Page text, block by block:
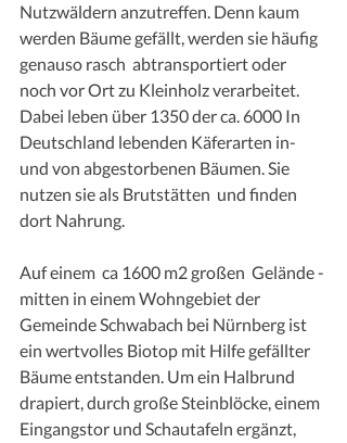
Nutzwäldern anzutreffen. Denn kaum
werden Bäume gefällt, werden sie häufig
genauso rasch  abtransportiert oder
noch vor Ort zu Kleinholz verarbeitet.
Dabei leben über 1350 der ca. 6000 In
Deutschland lebenden Käferarten in-
und von abgestorbenen Bäumen. Sie
nutzen sie als Brutstätten  und finden
dort Nahrung.
Auf einem  ca 1600 m2 großen  Gelände -
mitten in einem Wohngebiet der
Gemeinde Schwabach bei Nürnberg ist
ein wertvolles Biotop mit Hilfe gefällter
Bäume entstanden. Um ein Halbrund
drapiert, durch große Steinblöcke, einem
Eingangstor und Schautafeln ergänzt,